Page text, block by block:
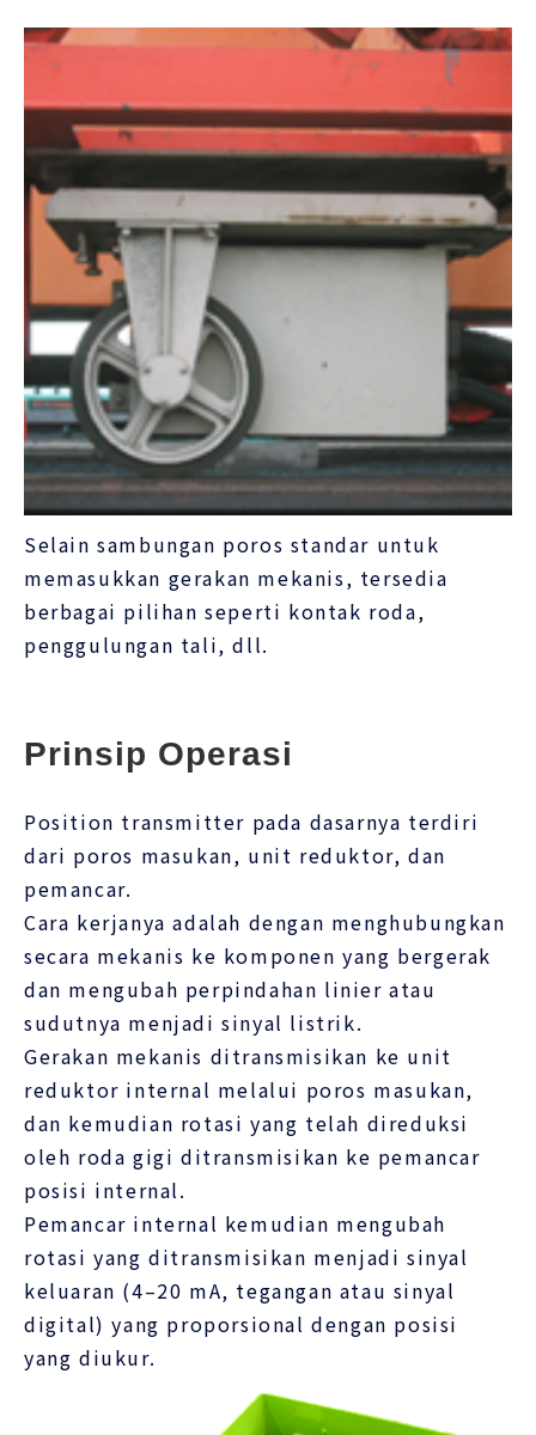
Selain sambungan poros standar untuk
memasukkan gerakan mekanis, tersedia
berbagai pilihan seperti kontak roda,
penggulungan tali, dll.
Prinsip Operasi
Position transmitter pada dasarnya terdiri
dari poros masukan, unit reduktor, dan
pemancar.
Cara kerjanya adalah dengan menghubungkan
secara mekanis ke komponen yang bergerak
dan mengubah perpindahan linier atau
sudutnya menjadi sinyal listrik.
Gerakan mekanis ditransmisikan ke unit
reduktor internal melalui poros masukan,
dan kemudian rotasi yang telah direduksi
oleh roda gigi ditransmisikan ke pemancar
posisi internal.
Pemancar internal kemudian mengubah
rotasi yang ditransmisikan menjadi sinyal
keluaran (4–20 mA, tegangan atau sinyal
digital) yang proporsional dengan posisi
yang diukur.